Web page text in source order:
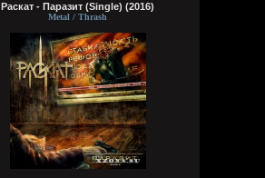
4 августа 2026
Bestial
4 августа 2026
Раскат - Паразит (Single) (2016)
Metal / Thrash